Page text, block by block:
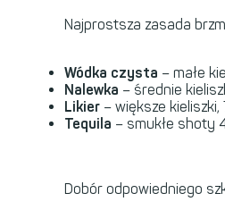
Najprostsza zasada
Wódka czysta – małe
Nalewka – średnie
Likier – większe kieliszki,
Tequila – smukłe shoty
Dobór odpowiedniego